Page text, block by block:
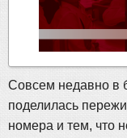
Совсем недавно в
поделилась
номера и тем, что